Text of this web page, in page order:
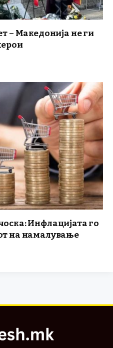
– Македонија не ги
Инфлацијата го
на намалување